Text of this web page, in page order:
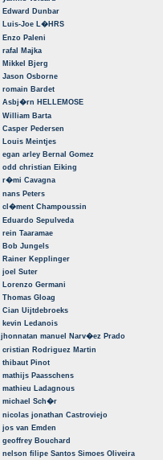
Edward Dunbar
Luis-Joe L�HRS
Enzo Paleni
rafal Majka
Mikkel Bjerg
Jason Osborne
romain Bardet
Asbj�rn HELLEMOSE
William Barta
Casper Pedersen
Louis Meintjes
egan arley Bernal Gomez
odd christian Eiking
r�mi Cavagna
nans Peters
cl�ment Champoussin
Eduardo Sepulveda
rein Taaramae
Bob Jungels
Rainer Kepplinger
joel Suter
Lorenzo Germani
Thomas Gloag
Cian Uijtdebroeks
kevin Ledanois
jhonnatan manuel Narv�ez Prado
cristian Rodriguez Martin
thibaut Pinot
mathijs Paasschens
mathieu Ladagnous
michael Sch�r
nicolas jonathan Castroviejo
jos van Emden
geoffrey Bouchard
nelson filipe Santos Simoes Oliveira